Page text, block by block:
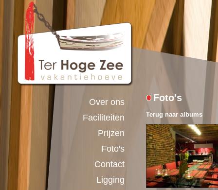
Over ons
Faciliteiten
Prijzen
Foto's
Contact
Ligging
Foto's
Terug naar albums